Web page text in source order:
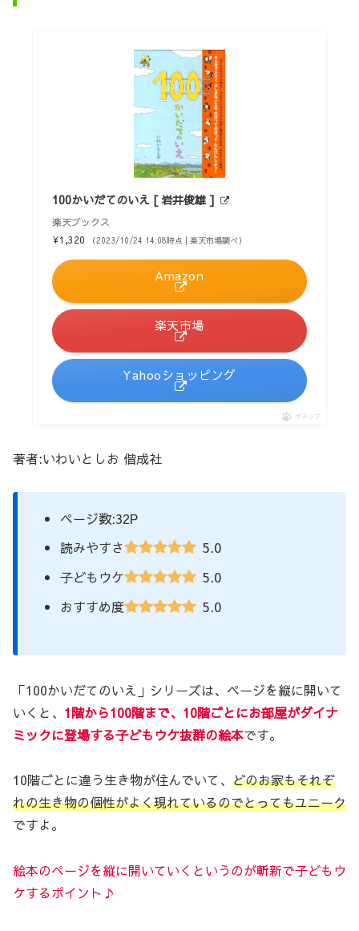
100かいだてのいえ [ 岩井俊雄 ]
楽天ブックス
¥1,320
（2023/10/24 14:08時点 | 楽天市場調べ）
Amazon
楽天市場
Yahooショッピング
ポチップ
著者:いわいとしお 偕成社
ページ数:32P
読みやすさ
5.0
子どもウケ 5.0
おすすめ度 5.0
「100かいだてのいえ」シリーズは、ページを縦に開いて
いくと、 1階から100階まで、10階ごとにお部屋がダイナ
ミックに登場する子どもウケ抜群の絵本です。
10階ごとに違う生き物が住んでいて、 どのお家もそれぞ
れの生き物の個性がよく現れているのでとってもユニーク
ですよ。
絵本のページを縦に開いていくというのが斬新で子どもウ
ケするポイント♪